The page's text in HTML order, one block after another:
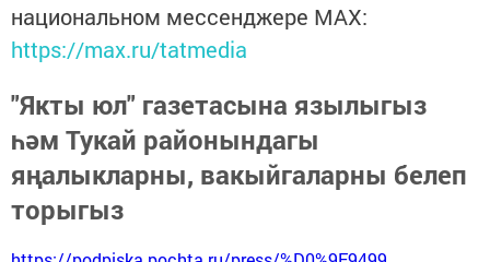
национальном мессенджере MАХ:
https://max.ru/tatmedia
"Якты юл" газетасына язылыгыз
һәм Тукай районындагы
яңалыкларны, вакыйгаларны белеп
торыгыз